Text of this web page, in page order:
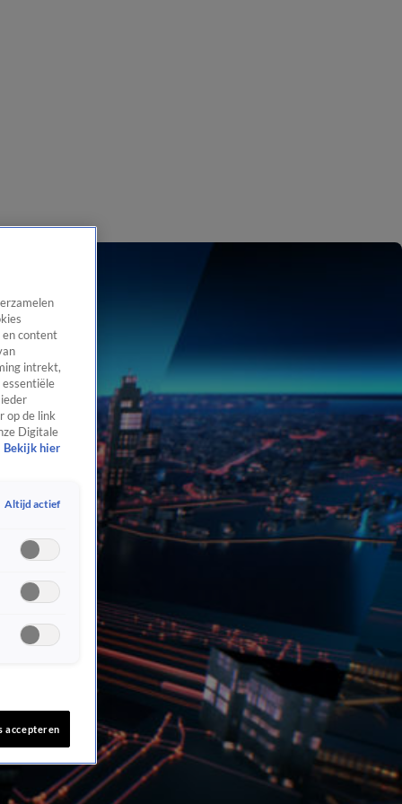
en content
intrekt,
op de link
Digitale
Bekijk hier
Altijd actief
accepteren